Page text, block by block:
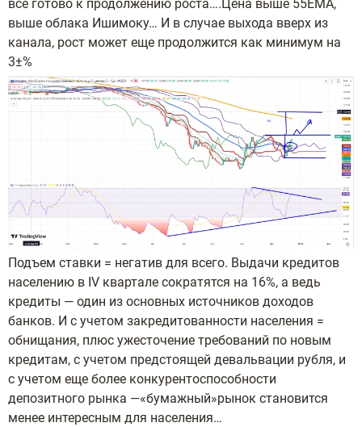
все готово к продолжению роста….Цена выше 55ЕМА,
выше облака Ишимоку… И в случае выхода вверх из
канала, рост может еще продолжится как минимум на
3±%
Подъем ставки = негатив для всего. Выдачи кредитов
населению в IV квартале сократятся на 16%, а ведь
кредиты — один из основных источников доходов
банков. И с учетом закредитованности населения =
обнищания, плюс ужесточение требований по новым
кредитам, с учетом предстоящей девальвации рубля, и
с учетом еще более конкурентоспособности
депозитного рынка —«бумажный»рынок становится
менее интересным для населения…